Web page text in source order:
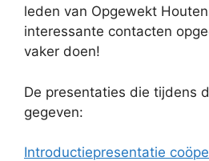
leden van Opgewekt
interessante contacten
vaker doen!
De presentaties die tijdens deze avond zijn
gegeven:
Introductiepresentatie coöperatie Opgewekt